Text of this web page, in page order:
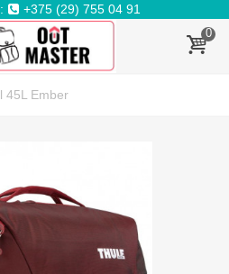
+375 (29) 755 04 91
0
45L Ember